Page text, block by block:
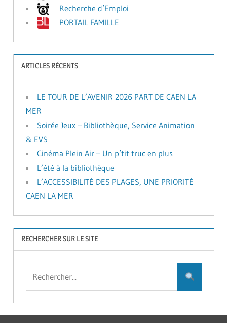
Recherche d’Emploi
PORTAIL FAMILLE
ARTICLES RÉCENTS
LE TOUR DE L’AVENIR 2026 PART DE CAEN LA
MER
Soirée Jeux – Bibliothèque, Service Animation
& EVS
Cinéma Plein Air – Un p’tit truc en plus
L’été à la bibliothèque
L’ACCESSIBILITÉ DES PLAGES, UNE PRIORITÉ
CAEN LA MER
RECHERCHER SUR LE SITE